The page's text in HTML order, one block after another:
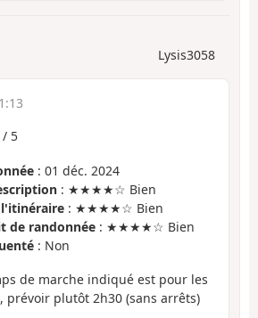
Lysis3058
/ 5
: 01 déc. 2024
: ★★★★☆ Bien
l'itinéraire : ★★★★☆ Bien
de randonnée : ★★★★☆ Bien
: Non
de marche indiqué est pour les
prévoir plutôt 2h30 (sans arrêts)